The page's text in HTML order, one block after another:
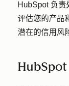
HubSpot 负
评估您的产品
潜在的信用风
HubSpot